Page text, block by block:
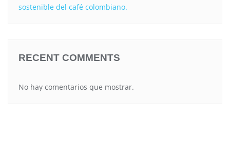
sostenible del café colombiano.
RECENT COMMENTS
No hay comentarios que mostrar.